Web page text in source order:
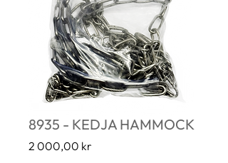
8935 - KEDJA HAMMOCK
2 000,00 kr